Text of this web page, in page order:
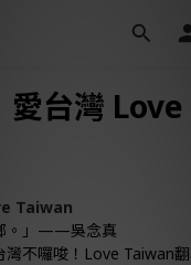
愛台灣
Taiwan
。」——吳念真
灣不囉唆！Love Taiwan